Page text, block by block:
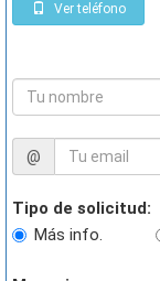
Ver teléfono
@
Tipo de solicitud:
Más info.